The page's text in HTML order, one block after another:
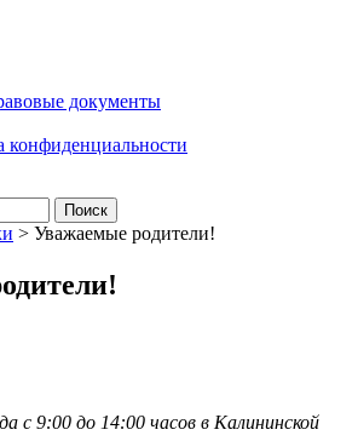
газета
документы
конфиденциальности
> Уважаемые родители!
с 9:00 до 14:00 часов в Калининской